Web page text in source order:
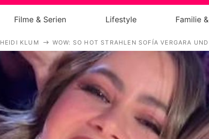
Royals
Stars
Filme & Serien
Lifestyle
Familie & Liebe
Filme & Serien Lifestyle Familie
HEIDI KLUM WOW: SO HOT STRAHLEN SOFÍA VERGARA